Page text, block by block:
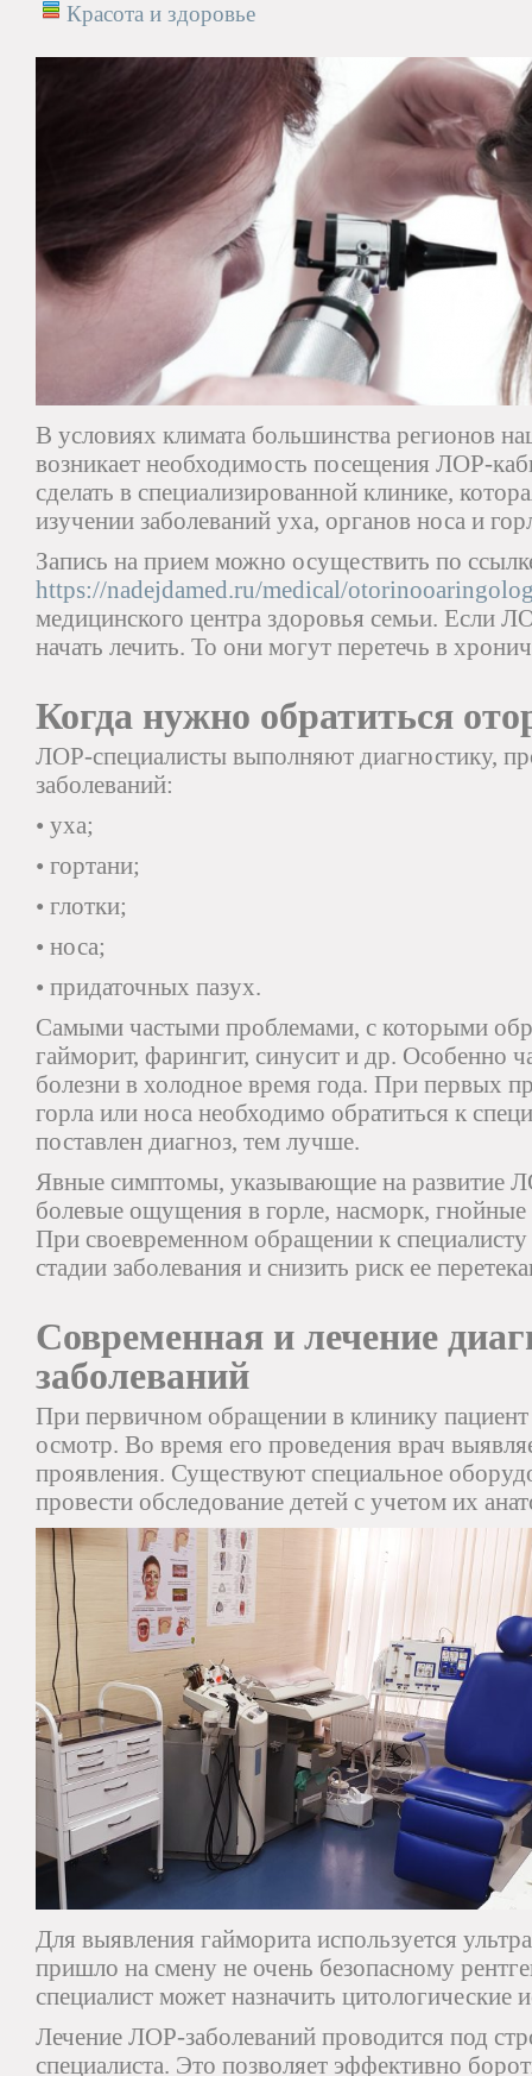
Красота и здоровье
В условиях климата большинства регионов
возникает необходимость посещения ЛОР-
сделать в специализированной клинике,
изучении заболеваний уха, органов носа и
Запись на прием можно осуществить по
https://nadejdamed.ru/medical/
медицинского центра здоровья семьи. Если
начать лечить. То они могут перетечь в
Когда нужно обратиться
ЛОР-специалисты выполняют диагностику,
заболеваний:
• уха;
• гортани;
• глотки;
• носа;
• придаточных пазух.
Самыми частыми проблемами, с которыми
гайморит, фарингит, синусит и др. Особенно
болезни в холодное время года. При первых
горла или носа необходимо обратиться к
поставлен диагноз, тем лучше.
Явные симптомы, указывающие на развитие
болевые ощущения в горле, насморк,
При своевременном обращении к
стадии заболевания и снизить риск ее
Современная и лечение
заболеваний
При первичном обращении в клинику
осмотр. Во время его проведения врач
проявления. Существуют специальное
провести обследование детей с учетом их
Для выявления гайморита используется
пришло на смену не очень безопасному
специалист может назначить цитологические
Лечение ЛОР-заболеваний проводится под
специалиста. Это позволяет эффективно